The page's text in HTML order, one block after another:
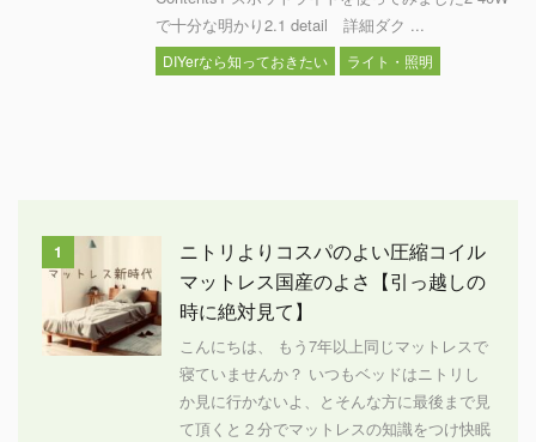
で十分な明かり2.1 detail 詳細ダク ...
DIYerなら知っておきたい ライト・照明
1
ニトリよりコスパのよい圧縮コイル
マットレス国産のよさ【引っ越しの
時に絶対見て】
こんにちは、 もう7年以上同じマットレスで
寝ていませんか？ いつもベッドはニトリし
か見に行かないよ、とそんな方に最後まで見
て頂くと２分でマットレスの知識をつけ快眠